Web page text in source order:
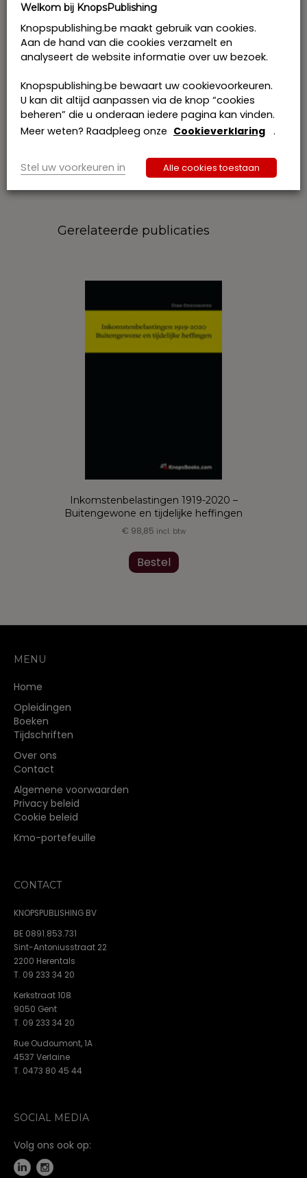
Belgische bepalingen te kunnen doorgronden
staat hij ook stil bij de aanpak van onze
buurlanden, in het bijzonder Duitsland, Frankrijk
en Nederland.
eerder boekInkomstenbelastingen 1919-2020.
Buitengewone en tijdelijke heffingenuit 2021
(eveneens verschenen bij KnopsPublishing)
waarin hij uitgebreid eerdere bijzondere en
tijdelijke heffingen uit de Belgische fiscale
Gerelateerde publicaties
Inkomstenbelastingen 1919-2020 –
Buitengewone en tijdelijke heffingen
€ 98,85 incl. btw
Bestel
MENU
Home
Opleidingen
Boeken
Tijdschriften
Over ons
Contact
Algemene voorwaarden
Privacy beleid
Cookie beleid
Kmo-portefeuille
CONTACT
KNOPSPUBLISHING BV
BE 0891.853.731
Sint-Antoniusstraat 22
2200 Herentals
T. 09 233 34 20
Kerkstraat 108
9050 Gent
T. 09 233 34 20
Rue Oudoumont, 1A
4537 Verlaine
T. 0473 80 45 44
SOCIAL MEDIA
Volg ons ook op:
Welkom bij KnopsPublishing
Knopspublishing.be maakt gebruik van cookies.
Aan de hand van die cookies verzamelt en
analyseert de website informatie over uw bezoek.
Knopspublishing.be bewaart uw cookievoorkeuren.
U kan dit altijd aanpassen via de knop “cookies
beheren” die u onderaan iedere pagina kan vinden.
Meer weten? Raadpleeg onze Cookieverklaring .
Stel uw voorkeuren in Alle cookies toestaan